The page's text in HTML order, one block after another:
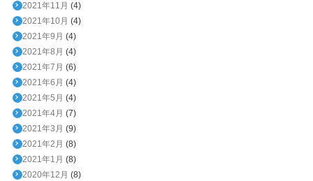
2021年11月 (4)
2021年10月 (4)
2021年9月 (4)
2021年8月 (4)
2021年7月 (6)
2021年6月 (4)
2021年5月 (4)
2021年4月 (7)
2021年3月 (9)
2021年2月 (8)
2021年1月 (8)
2020年12月 (8)